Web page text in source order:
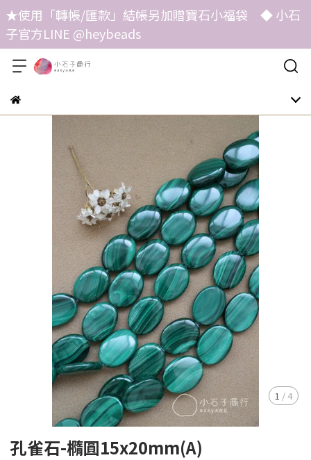
★使用「轉帳/匯款」結帳另加贈寶石小福袋 ◆ 小石
子官方LINE @heybeads
1 / 4
孔雀石-橢圓15x20mm(A)